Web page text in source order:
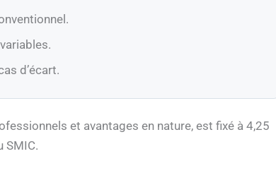
d’écart.
et avantages en nature, est fixé à 4,25
SMIC.